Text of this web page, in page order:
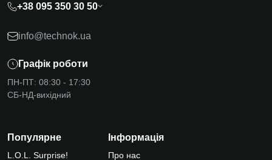
+38 095 350 30 50
info@technok.ua
Графік роботи
ПН-ПТ: 08:30 - 17:30
СБ-НД-вихідний
Популярне
L.O.L. Surprise!
Інформація
Про нас